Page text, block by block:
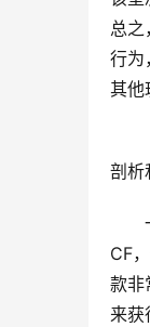
总之
行为
其他
剖析
CF
款非
来获